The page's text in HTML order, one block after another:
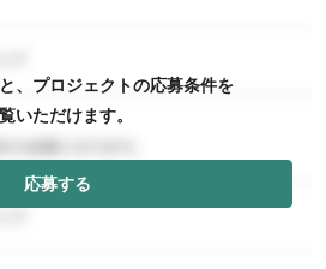
、プロジェクトの応募条件を
いただけます。
応募する